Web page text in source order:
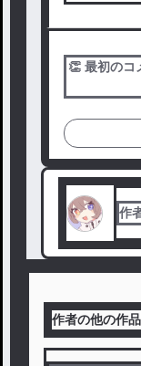
👏 最初のコ
作
作者の他の作品